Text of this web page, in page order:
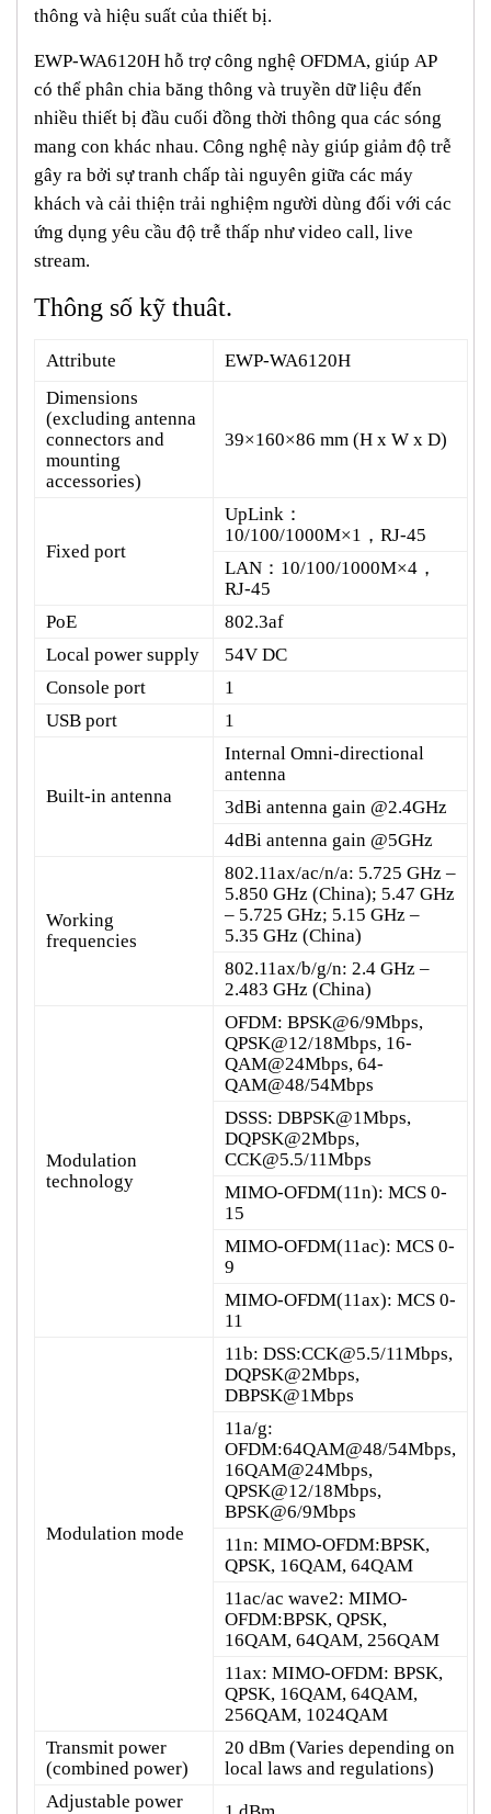
thông và hiệu suất của thiết bị.
EWP-WA6120H hỗ trợ công nghệ OFDMA, giúp AP
có thể phân chia băng thông và truyền dữ liệu đến
nhiều thiết bị đầu cuối đồng thời thông qua các sóng
mang con khác nhau. Công nghệ này giúp giảm độ trễ
gây ra bởi sự tranh chấp tài nguyên giữa các máy
khách và cải thiện trải nghiệm người dùng đối với các
ứng dụng yêu cầu độ trễ thấp như video call, live
stream.
Thông số kỹ thuât.
Attribute
EWP-WA6120H
Dimensions
(excluding antenna
connectors and
mounting
accessories)
39×160×86 mm (H x W x D)
Fixed port
UpLink：
10/100/1000M×1，RJ-45
LAN：10/100/1000M×4，
RJ-45
PoE
802.3af
Local power supply
54V DC
Console port
1
USB port
1
Built-in antenna
Internal Omni-directional
antenna
3dBi antenna gain @2.4GHz
4dBi antenna gain @5GHz
Working
frequencies
802.11ax/ac/n/a: 5.725 GHz –
5.850 GHz (China); 5.47 GHz
– 5.725 GHz; 5.15 GHz –
5.35 GHz (China)
802.11ax/b/g/n: 2.4 GHz –
2.483 GHz (China)
Modulation
technology
OFDM: BPSK@6/9Mbps,
QPSK@12/18Mbps, 16-
QAM@24Mbps, 64-
QAM@48/54Mbps
DSSS: DBPSK@1Mbps,
DQPSK@2Mbps,
CCK@5.5/11Mbps
MIMO-OFDM(11n): MCS 0-
15
MIMO-OFDM(11ac): MCS 0-
9
MIMO-OFDM(11ax): MCS 0-
11
Modulation mode
11b: DSS:CCK@5.5/11Mbps,
DQPSK@2Mbps,
DBPSK@1Mbps
11a/g:
OFDM:64QAM@48/54Mbps,
16QAM@24Mbps,
QPSK@12/18Mbps,
BPSK@6/9Mbps
11n: MIMO-OFDM:BPSK,
QPSK, 16QAM, 64QAM
11ac/ac wave2: MIMO-
OFDM:BPSK, QPSK,
16QAM, 64QAM, 256QAM
11ax: MIMO-OFDM: BPSK,
QPSK, 16QAM, 64QAM,
256QAM, 1024QAM
Transmit power
(combined power)
20 dBm (Varies depending on
local laws and regulations)
Adjustable power